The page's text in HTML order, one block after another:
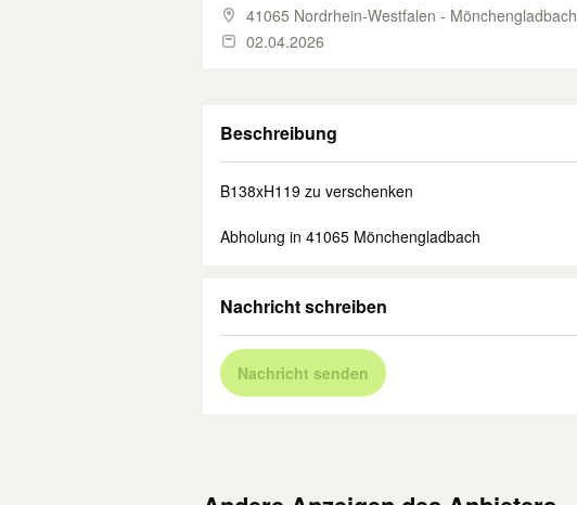
41065 Nordrhein-Westfalen - Mönchengladbach
02.04.2026
Beschreibung
B138xH119 zu verschenken
Abholung in 41065 Mönchengladbach
Nachricht schreiben
Nachricht senden